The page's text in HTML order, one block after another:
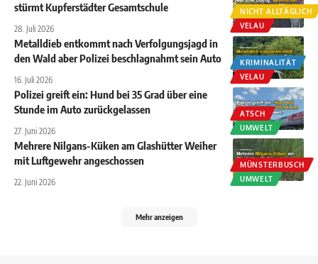
NICHT ALLTÄGLICH
VELAU
stürmt Kupferstädter Gesamtschule
28. Juli 2026
KRIMINALITÄT
VELAU
Metalldieb entkommt nach Verfolgungsjagd in
den Wald aber Polizei beschlagnahmt sein Auto
16. Juli 2026
ATSCH
UMWELT
Polizei greift ein: Hund bei 35 Grad über eine
Stunde im Auto zurückgelassen
27. Juni 2026
MÜNSTERBUSCH
UMWELT
Mehrere Nilgans-Küken am Glashütter Weiher
mit Luftgewehr angeschossen
22. Juni 2026
Mehr anzeigen